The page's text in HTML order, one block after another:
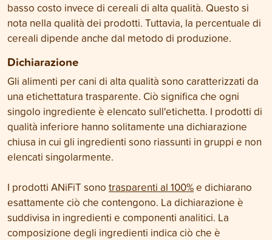
basso costo invece di cereali di alta qualità. Questo si
nota nella qualità dei prodotti. Tuttavia, la percentuale di
cereali dipende anche dal metodo di produzione.
Dichiarazione
Gli alimenti per cani di alta qualità sono caratterizzati da
una etichettatura trasparente. Ciò significa che ogni
singolo ingrediente è elencato sull'etichetta. I prodotti di
qualità inferiore hanno solitamente una dichiarazione
chiusa in cui gli ingredienti sono riassunti in gruppi e non
elencati singolarmente.
I prodotti ANiFiT sono trasparenti al 100%e dichiarano
esattamente ciò che contengono. La dichiarazione è
suddivisa in ingredienti e componenti analitici. La
composizione degli ingredienti indica ciò che è